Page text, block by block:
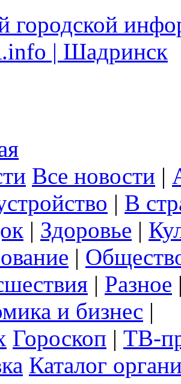
Все новости |
| В
| Здоровье |
|
| Разное
и бизнес |
Гороскоп | ТВ-
Каталог